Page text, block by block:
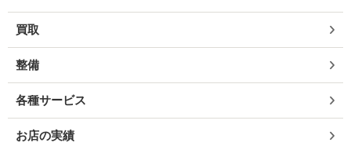
買取
整備
各種サービス
お店の実績